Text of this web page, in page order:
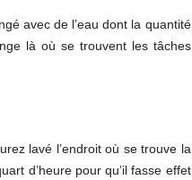
avec de l’eau dont la quantité
là où se trouvent les tâches
lavé l’endroit où se trouve la
d’heure pour qu’il fasse effet